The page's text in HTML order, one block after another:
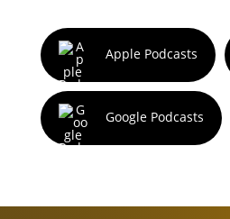
Apple Podcasts
Google Podcasts